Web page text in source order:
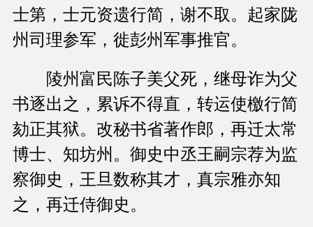
士第，士元资遗行简，谢不取。起家陇
州司理参军，徙彭州军事推官。
陵州富民陈子美父死，继母诈为父
书逐出之，累诉不得直，转运使檄行简
劾正其狱。改秘书省著作郎，再迁太常
博士、知坊州。御史中丞王嗣宗荐为监
察御史，王旦数称其才，真宗雅亦知
之，再迁侍御史。